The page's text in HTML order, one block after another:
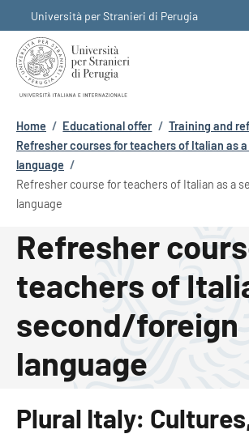
Università per Stranieri di Perugia
Breadcrumb
Home / Educational offer / Training and
Refresher courses for teachers of Italian as
language /
Refresher course for teachers of Italian as a
language
Refresher
teachers of
second/foreign
language
Plural Italy: